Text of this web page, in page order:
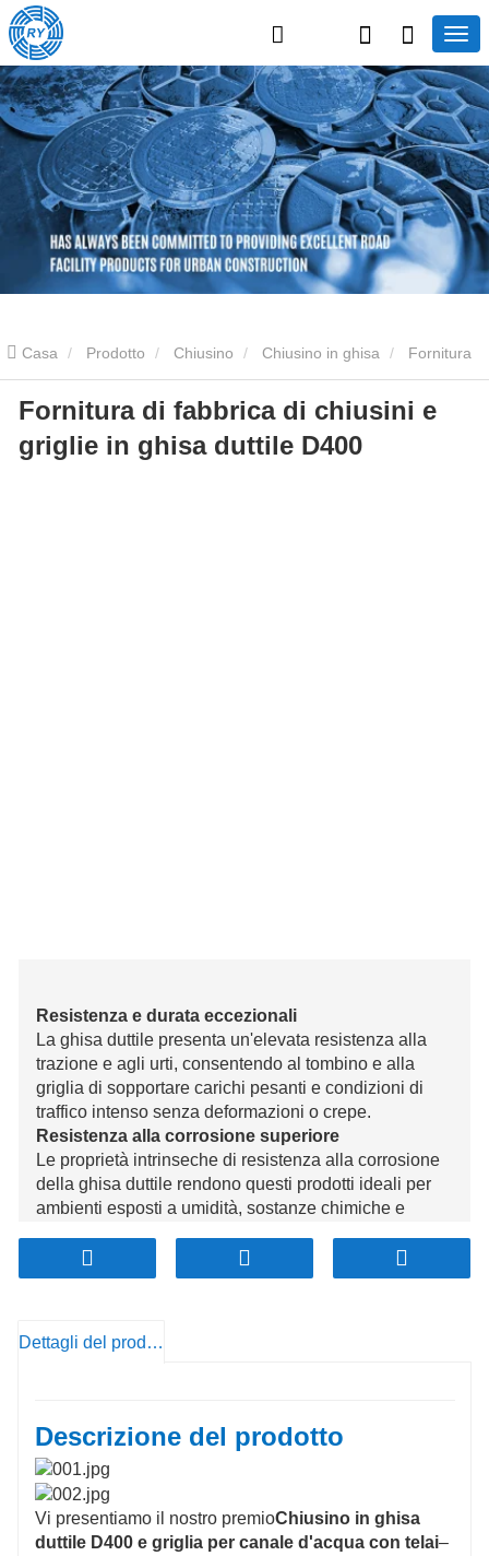
Casa Prodotto Chiusino Chiusino in ghisa
di fabbrica di chiusini e griglie in ghisa duttile D400
Fornitura di fabbrica di chiusini e
griglie in ghisa duttile D400
Resistenza e durata eccezionali
La ghisa duttile presenta un'elevata resistenza alla
trazione e agli urti, consentendo al tombino e alla
griglia di sopportare carichi pesanti e condizioni di
traffico intenso senza deformazioni o crepe.
Resistenza alla corrosione superiore
Le proprietà intrinseche di resistenza alla corrosione
della ghisa duttile rendono questi prodotti ideali per
ambienti esposti a umidità, sostanze chimiche e
longevità e prestazioni costanti. citeturn0search7
Peso ottimizzato per la maneggevolezza
facilitando il trasporto, la movimentazione e
Il design della superficie antiscivolo del tombino e
della griglia garantisce una trazione migliorata,
riducendo il rischio di incidenti per pedoni e veicoli,
anche in condizioni di bagnato.
Conveniente e con poca manutenzione
La durevolezza e la resistenza alla corrosione della
Dettagli del prodotto
Descrizione del prodotto
Vi presentiamo il nostro premioChiusino in ghisa
duttile D400 e griglia per canale d'acqua con telai–